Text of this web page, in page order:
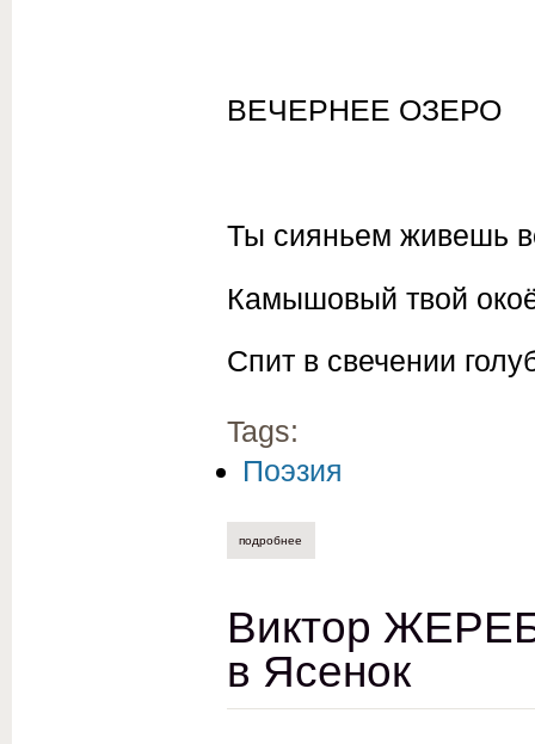
ВЕЧЕРНЕЕ ОЗЕРО
Ты сияньем живешь
Камышовый твой
Спит в свечении
Tags:
Поэзия
подробнее
Виктор
в Ясенок